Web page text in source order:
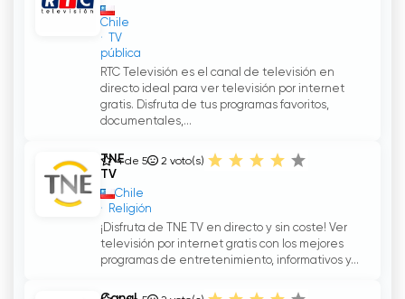
Chile
TV
pública
RTC Televisión es el canal de televisión en
directo ideal para ver televisión por internet
gratis. Disfruta de tus programas favoritos,
documentales,...
TNE
TV
Chile
Religión
4 de 5 2 voto(s)
¡Disfruta de TNE TV en directo y sin coste! Ver
televisión por internet gratis con los mejores
programas de entretenimiento, informativos y...